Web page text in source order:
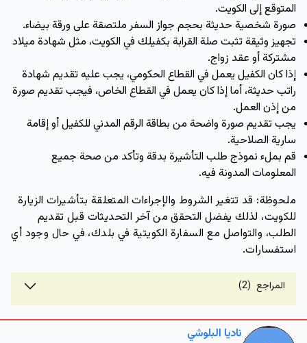
المتوقع إلى الكويت.
صورة شخصية حديثة بحجم جواز السفر ملتصقة على ورقة بيضاء.
مشتركة أو عقد زواج.
من إذن العمل.
سارية الصلاحية.
المعلومات المدونة فيه.
الطلب، والتواصل مع السفارة الكويتية في بلدك، في حال وجود أي
استفسارات.
المراجع (2)
ناديا البلوشي